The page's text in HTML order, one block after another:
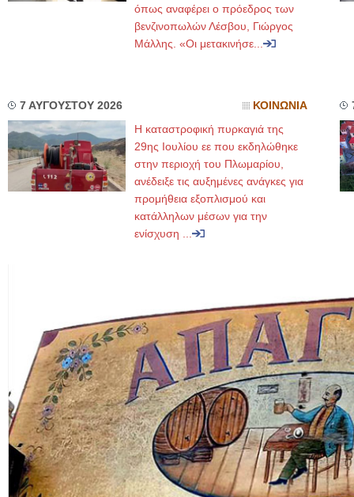
όπως αναφέρει ο πρόεδρος των
βενζινοπωλών Λέσβου, Γιώργος
Μάλλης. «Οι μετακινήσε...
7 ΑΥΓΟΥΣΤΟΥ 2026 ΚΟΙΝΩΝΙΑ
Η καταστροφική πυρκαγιά της
29ης Ιουλίου εε που εκδηλώθηκε
στην περιοχή του Πλωμαρίου,
ανέδειξε τις αυξημένες ανάγκες για
προμήθεια εξοπλισμού και
κατάλληλων μέσων για την
ενίσχυση ...